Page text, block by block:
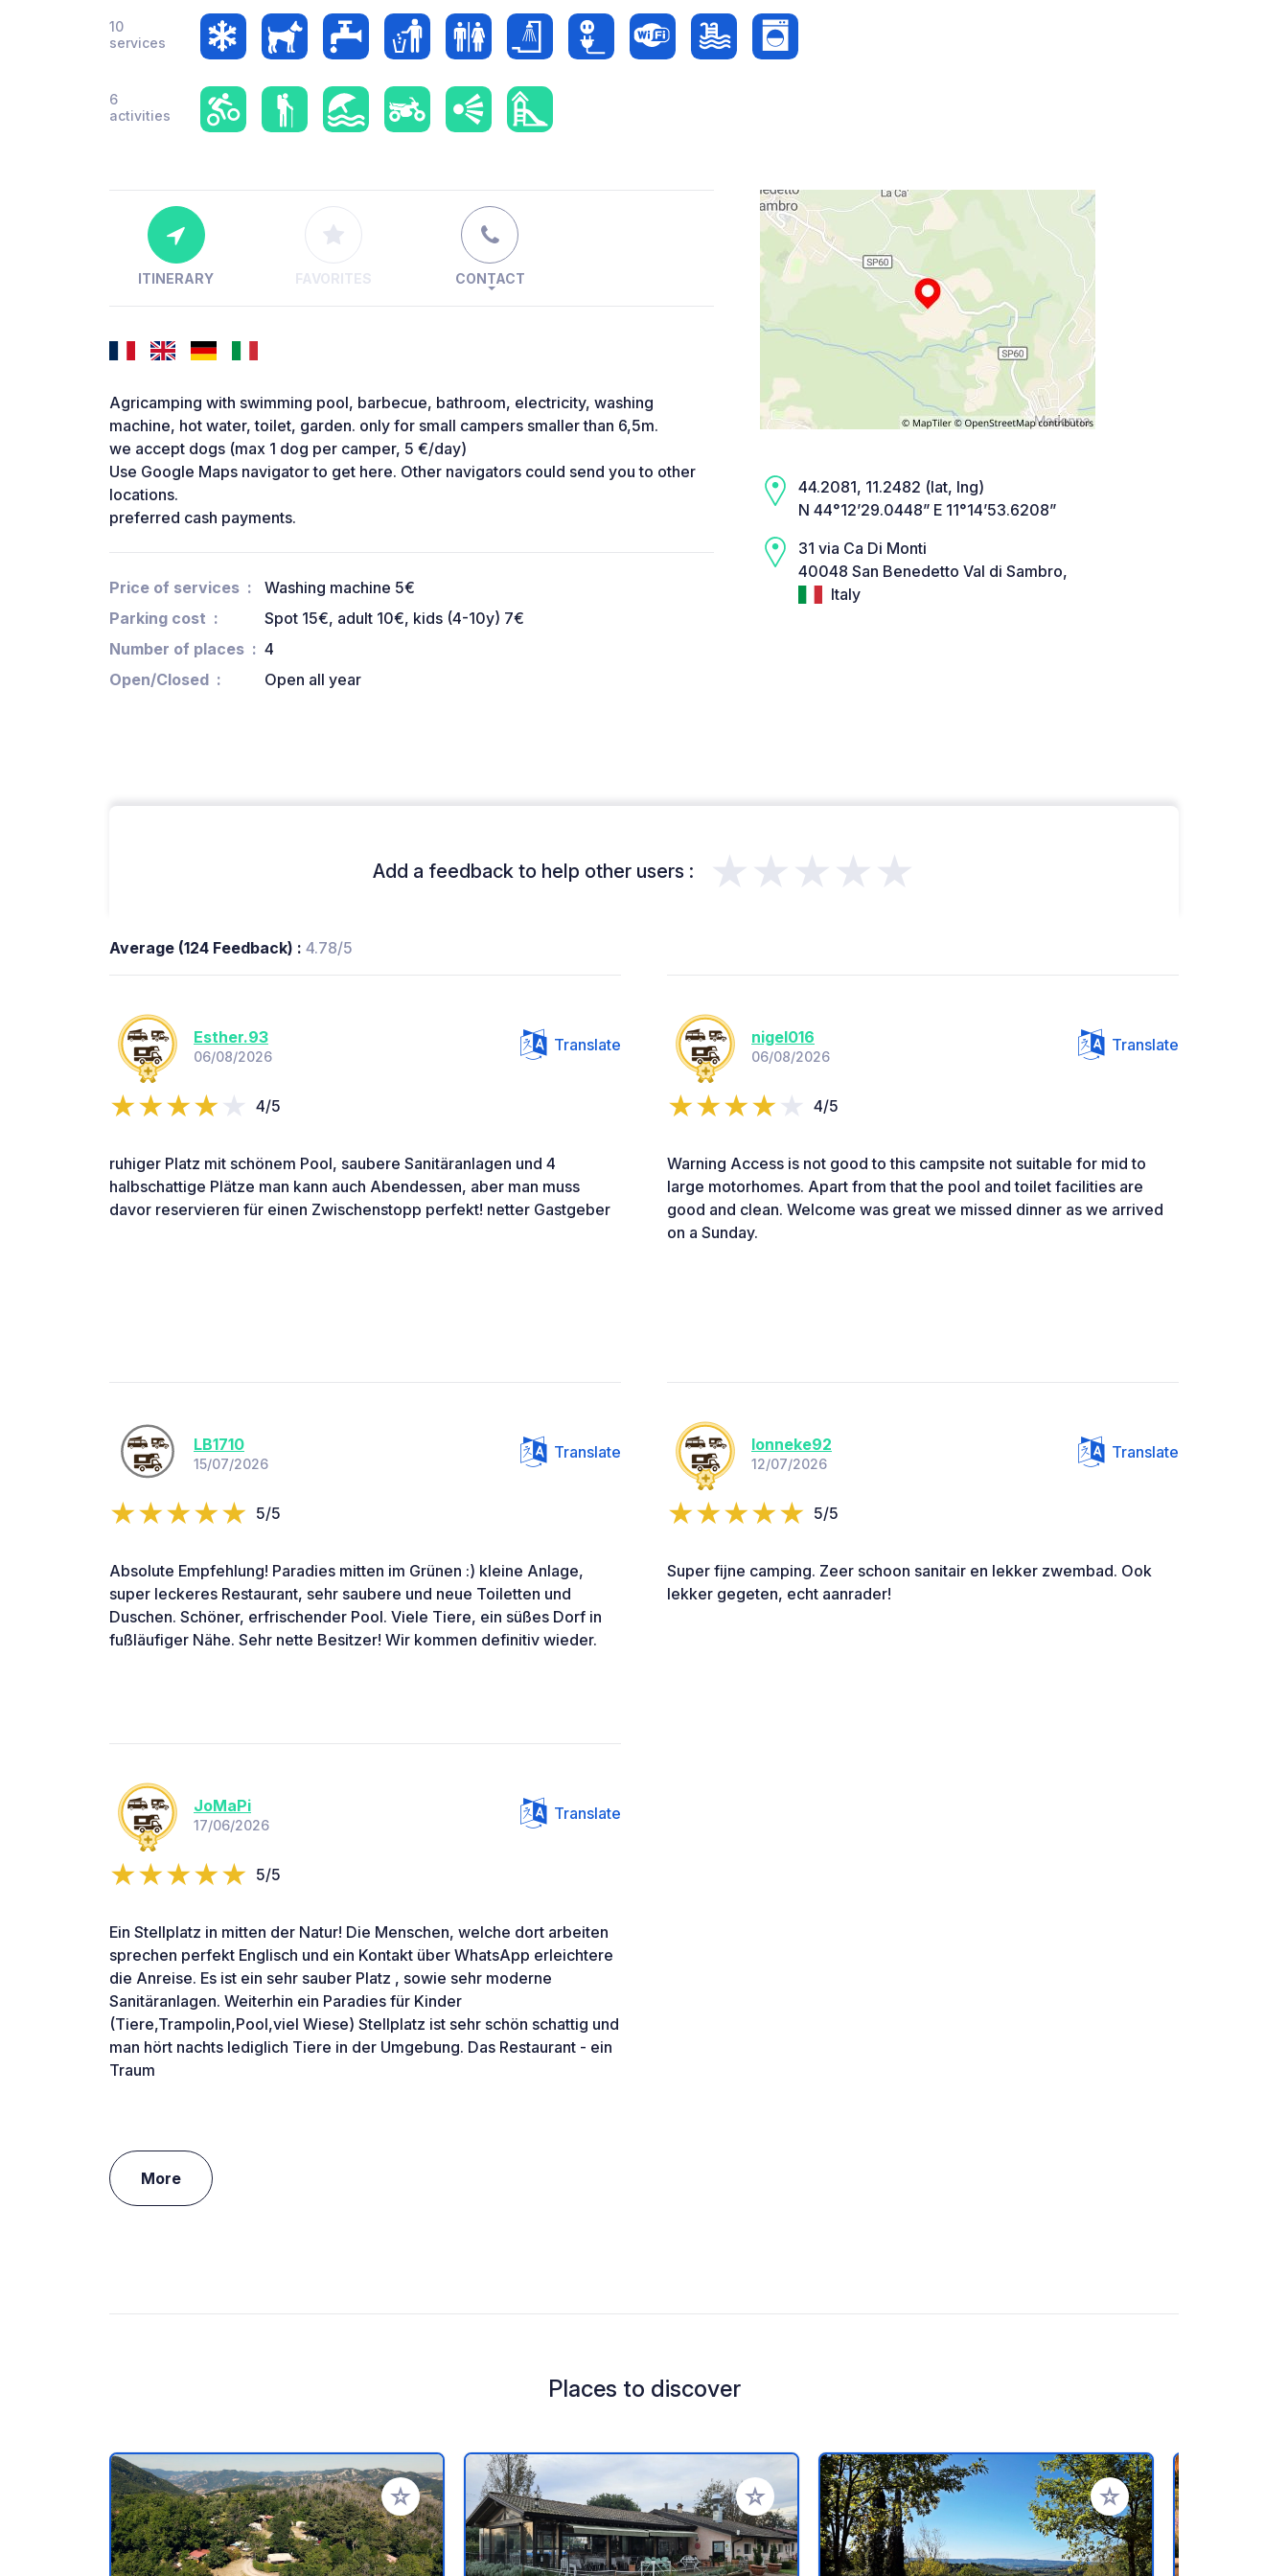
10
services
6
activities
ITINERARY FAVORITES CONTACT
Agricamping with swimming pool, barbecue, bathroom, electricity, washing
machine, hot water, toilet, garden. only for small campers smaller than 6,5m.
we accept dogs (max 1 dog per camper, 5 €/day)
Use Google Maps navigator to get here. Other navigators could send you to other
locations.
preferred cash payments.
Price of services
Washing machine 5€
Parking cost
Spot 15€, adult 10€, kids (4-10y) 7€
Number of places
4
Open/Closed
Open all year
44.2081, 11.2482 (lat, lng)
N 44°12’29.0448” E 11°14’53.6208”
31 via Ca Di Monti
40048 San Benedetto Val di Sambro,
Italy
Add a feedback to help other users : ★★★★★
Average (124 Feedback) : 4.78/5
Esther.93
06/08/2026
Translate
4/5
ruhiger Platz mit schönem Pool, saubere Sanitäranlagen und 4
halbschattige Plätze man kann auch Abendessen, aber man muss
davor reservieren für einen Zwischenstopp perfekt! netter Gastgeber
nigel016
06/08/2026
Translate
4/5
Warning Access is not good to this campsite not suitable for mid to
large motorhomes. Apart from that the pool and toilet facilities are
good and clean. Welcome was great we missed dinner as we arrived
on a Sunday.
LB1710
15/07/2026
Translate
5/5
Absolute Empfehlung! Paradies mitten im Grünen :) kleine Anlage,
super leckeres Restaurant, sehr saubere und neue Toiletten und
Duschen. Schöner, erfrischender Pool. Viele Tiere, ein süßes Dorf in
fußläufiger Nähe. Sehr nette Besitzer! Wir kommen definitiv wieder.
lonneke92
12/07/2026
Translate
5/5
Super fijne camping. Zeer schoon sanitair en lekker zwembad. Ook
lekker gegeten, echt aanrader!
JoMaPi
17/06/2026
Translate
5/5
Ein Stellplatz in mitten der Natur! Die Menschen, welche dort arbeiten
sprechen perfekt Englisch und ein Kontakt über WhatsApp erleichtere
die Anreise. Es ist ein sehr sauber Platz , sowie sehr moderne
Sanitäranlagen. Weiterhin ein Paradies für Kinder
(Tiere,Trampolin,Pool,viel Wiese) Stellplatz ist sehr schön schattig und
man hört nachts lediglich Tiere in der Umgebung. Das Restaurant - ein
Traum
More
Places to discover
Add to your favorites Add to your favorites Add to your favorites